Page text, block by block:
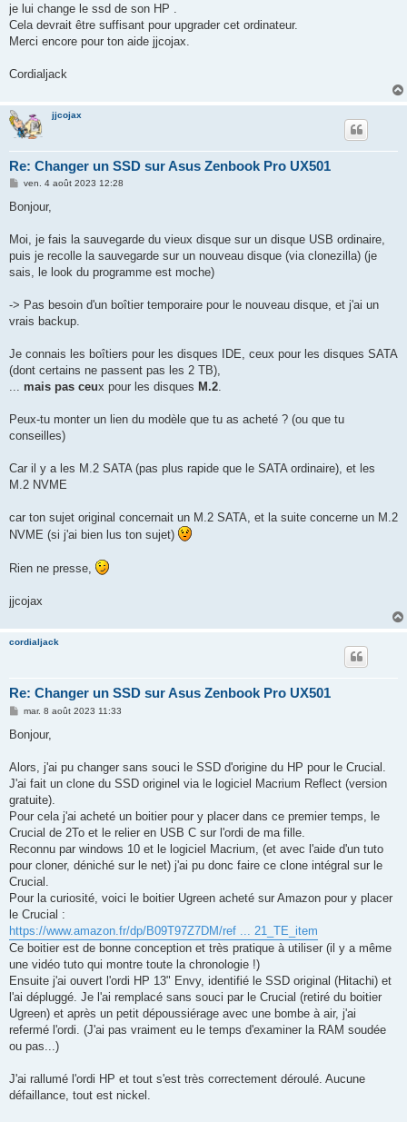
je lui change le ssd de son HP .
Cela devrait être suffisant pour upgrader cet ordinateur.
Merci encore pour ton aide jjcojax.
Cordialjack
jjcojax
Re: Changer un SSD sur Asus Zenbook Pro UX501
M
s
g
ven. 4 août 2023 12:28
Bonjour,
Moi, je fais la sauvegarde du vieux disque sur un disque USB ordinaire,
puis je recolle la sauvegarde sur un nouveau disque (via clonezilla) (je
sais, le look du programme est moche)
-> Pas besoin d'un boîtier temporaire pour le nouveau disque, et j'ai un
vrais backup.
Je connais les boîtiers pour les disques IDE, ceux pour les disques SATA
(dont certains ne passent pas les 2 TB),
... mais pas ceux pour les disques M.2.
Peux-tu monter un lien du modèle que tu as acheté ? (ou que tu
conseilles)
Car il y a les M.2 SATA (pas plus rapide que le SATA ordinaire), et les
M.2 NVME
car ton sujet original concernait un M.2 SATA, et la suite concerne un M.2
NVME (si j'ai bien lus ton sujet)
Rien ne presse,
jjcojax
cordialjack
Re: Changer un SSD sur Asus Zenbook Pro UX501
M
s
g
mar. 8 août 2023 11:33
Bonjour,
Alors, j'ai pu changer sans souci le SSD d'origine du HP pour le Crucial.
J'ai fait un clone du SSD originel via le logiciel Macrium Reflect (version
gratuite).
Pour cela j'ai acheté un boitier pour y placer dans ce premier temps, le
Crucial de 2To et le relier en USB C sur l'ordi de ma fille.
Reconnu par windows 10 et le logiciel Macrium, (et avec l'aide d'un tuto
pour cloner, déniché sur le net) j'ai pu donc faire ce clone intégral sur le
Crucial.
Pour la curiosité, voici le boitier Ugreen acheté sur Amazon pour y placer
le Crucial :
https://www.amazon.fr/dp/B09T97Z7DM/ref ... 21_TE_item
Ce boitier est de bonne conception et très pratique à utiliser (il y a même
une vidéo tuto qui montre toute la chronologie !)
Ensuite j'ai ouvert l'ordi HP 13" Envy, identifié le SSD original (Hitachi) et
l'ai dépluggé. Je l'ai remplacé sans souci par le Crucial (retiré du boitier
Ugreen) et après un petit dépoussiérage avec une bombe à air, j'ai
refermé l'ordi. (J'ai pas vraiment eu le temps d'examiner la RAM soudée
ou pas...)
J'ai rallumé l'ordi HP et tout s'est très correctement déroulé. Aucune
défaillance, tout est nickel.